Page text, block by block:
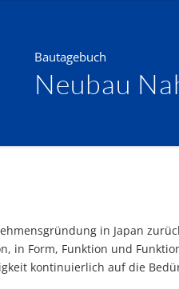
Bautagebuch
Neubau
in Japan
in Form, Funktion und
kontinuierlich auf die